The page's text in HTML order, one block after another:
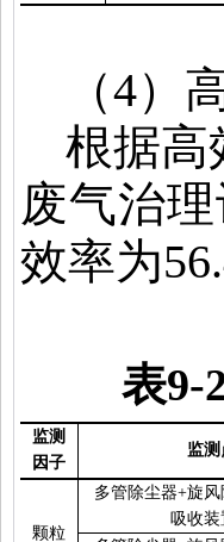
（4）
根据高
废气治
效率为
表9-
监测
因子
监
颗粒
多管除尘器+旋风
吸收装